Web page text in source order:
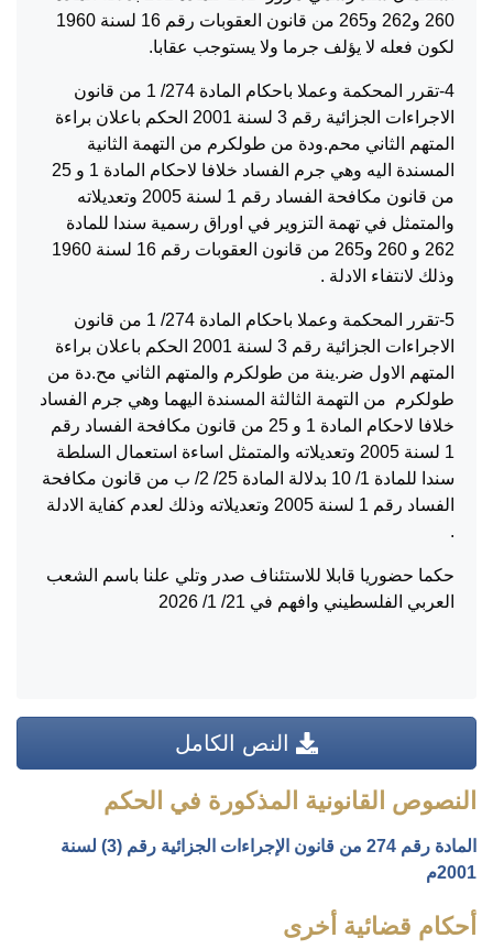
260 و262 و265 من قانون العقوبات رقم 16 لسنة 1960
لكون فعله لا يؤلف جرما ولا يستوجب عقابا.
4-تقرر المحكمة وعملا باحكام المادة 274/ 1 من قانون
الاجراءات الجزائية رقم 3 لسنة 2001 الحكم باعلان براءة
المتهم الثاني محم.ودة من طولكرم من التهمة الثانية
المسندة اليه وهي جرم الفساد خلافا لاحكام المادة 1 و 25
من قانون مكافحة الفساد رقم 1 لسنة 2005 وتعديلاته
والمتمثل في تهمة التزوير في اوراق رسمية سندا للمادة
262 و 260 و265 من قانون العقوبات رقم 16 لسنة 1960
وذلك لانتفاء الادلة .
5-تقرر المحكمة وعملا باحكام المادة 274/ 1 من قانون
الاجراءات الجزائية رقم 3 لسنة 2001 الحكم باعلان براءة
المتهم الاول ضر.ينة من طولكرم والمتهم الثاني مح.دة من
طولكرم من التهمة الثالثة المسندة اليهما وهي جرم الفساد
خلافا لاحكام المادة 1 و 25 من قانون مكافحة الفساد رقم
1 لسنة 2005 وتعديلاته والمتمثل اساءة استعمال السلطة
سندا للمادة 1/ 10 بدلالة المادة 25/ 2/ ب من قانون مكافحة
الفساد رقم 1 لسنة 2005 وتعديلاته وذلك لعدم كفاية الادلة
.
حكما حضوريا قابلا للاستئناف صدر وتلي علنا باسم الشعب
العربي الفلسطيني وافهم في 21/ 1/ 2026
النص الكامل
النصوص القانونية المذكورة في الحكم
المادة رقم 274 من قانون الإجراءات الجزائية رقم (3) لسنة
2001م
أحكام قضائية أخرى